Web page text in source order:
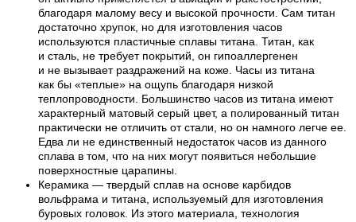
благодаря малому весу и высокой прочности. Сам титан
достаточно хрупок, но для изготовления часов
используются пластичные сплавы титана. Титан, как
и сталь, не требует покрытий, он гипоаллергенен
и не вызывает раздражений на коже. Часы из титана
как бы «теплые» на ощупь благодаря низкой
теплопроводности. Большинство часов из титана имеют
характерный матовый серый цвет, а полированный титан
практически не отличить от стали, но он намного легче ее.
Едва ли не единственный недостаток часов из данного
сплава в том, что на них могут появиться небольшие
поверхностные царапины.
Керамика — твердый сплав на основе карбидов
вольфрама и титана, используемый для изготовления
буровых головок. Из этого материала, технология